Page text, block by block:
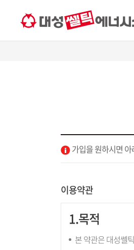
가입을 원하시면
이용약관
1.목적
본 약관은 대성쎌